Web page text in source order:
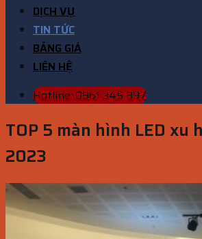
DỊCH VỤ
TIN TỨC
BẢNG GIÁ
LIÊN HỆ
Hotline: 0961 345 997
TOP 5 màn hình LED xu
2023